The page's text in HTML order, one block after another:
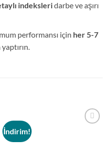
indeksleridarbe ve aşırı
performansı için her 5-7
İndirim!